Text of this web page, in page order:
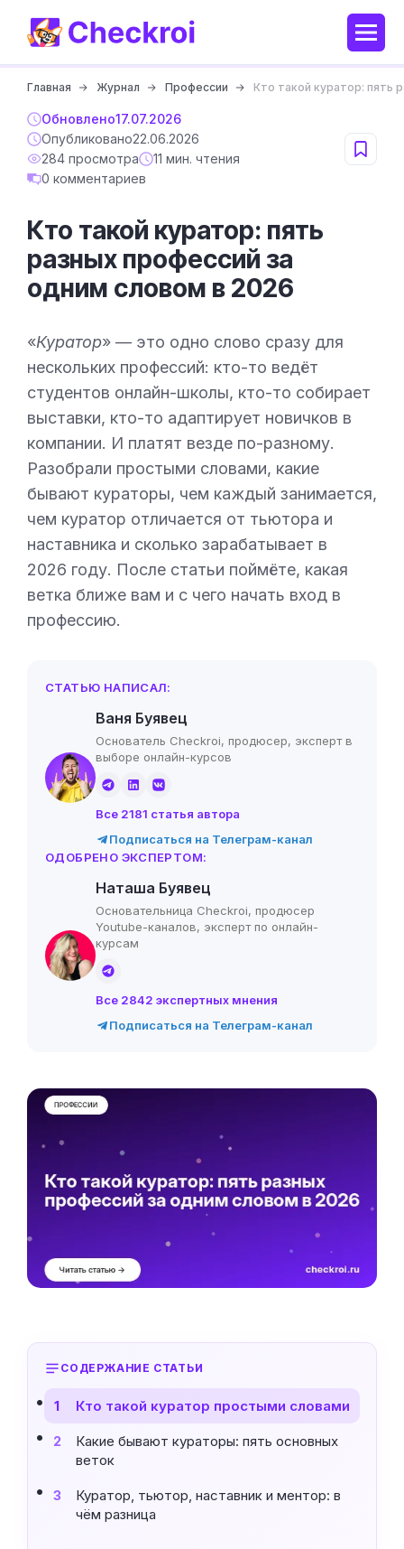
Главная Журнал Профессии Кто такой куратор: пять
Обновлено17.07.2026
Опубликовано22.06.2026
284 просмотра
11 мин. чтения
0 комментариев
Кто такой куратор: пять
разных профессий за
одним словом в 2026
«Куратор» — это одно слово сразу для
нескольких профессий: кто-то ведёт
студентов онлайн-школы, кто-то собирает
выставки, кто-то адаптирует новичков в
компании. И платят везде по-разному.
Разобрали простыми словами, какие
бывают кураторы, чем каждый занимается,
чем куратор отличается от тьютора и
наставника и сколько зарабатывает в
2026 году. После статьи поймёте, какая
ветка ближе вам и с чего начать вход в
профессию.
СТАТЬЮ НАПИСАЛ:
Ваня Буявец
Основатель Checkroi, продюсер, эксперт в
выборе онлайн-курсов
Все 2181 статья автора
Подписаться на Телеграм-канал
ОДОБРЕНО ЭКСПЕРТОМ:
Наташа Буявец
Основательница Checkroi, продюсер
Youtube-каналов, эксперт по онлайн-
курсам
Все 2842 экспертных мнения
Подписаться на Телеграм-канал
СОДЕРЖАНИЕ СТАТЬИ
1 Кто такой куратор простыми словами
2
Какие бывают кураторы: пять основных
веток
3
Куратор, тьютор, наставник и ментор: в
чём разница